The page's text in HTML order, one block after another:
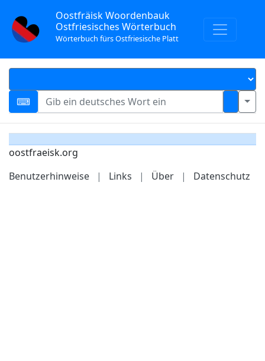
Oostfräisk Woordenbauk
Ostfriesisches Wörterbuch
Wörterbuch fürs Ostfriesische Platt
oostfraeisk.org
Benutzerhinweise
| Links | Über | Datenschutz